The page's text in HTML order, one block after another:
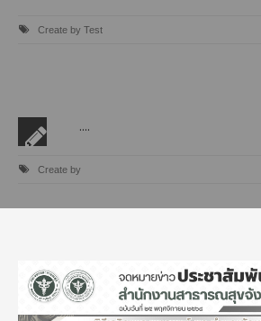
Create by Test
Create by